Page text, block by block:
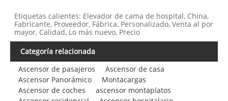
Etiquetas calientes: Elevador de cama de hospital, China,
Fabricante, Proveedor, Fábrica, Personalizado, Venta al por
mayor, Calidad, Lo más nuevo, Precio
Categoría relacionada
Ascensor de pasajeros
Ascensor de casa
Ascensor Panorámico
Montacargas
Ascensor de coches
ascensor montaplatos